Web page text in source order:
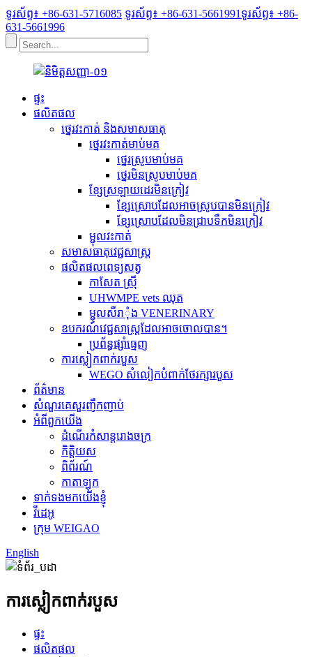
ទូរស័ព្ទ៖ +86-631-5716085 ទូរស័ព្ទ៖ +86-631-5661991 ទូរស័ព្ទ៖ +86-
631-5661996
ផ្ទះ
ផលិតផល
ថ្នេរវះកាត់ និងសមាសធាតុ
ថ្នេរវះកាត់មាប់មគ
ថ្នេរស្រូបមាប់មគ
ថ្នេរមិនស្រូបមាប់មគ
ខ្សែស្រឡាយដេរមិនក្រៀវ
ខ្សែស្រោបដែលអាចស្រូបបានមិនក្រៀវ
ខ្សែស្រោបដែលមិនជ្រាបទឹកមិនក្រៀវ
ម្ជុលវះកាត់
សមាសធាតុវេជ្ជសាស្រ្ត
ផលិតផលពេទ្យសត្វ
កាសែត ស៊្រី
UHWMPE vets ឈុត
ម្ជុលសឺរាុំង VENERINARY
ឧបករណ៍វេជ្ជសាស្ត្រដែលអាចចោលបាន។
ប្រព័ន្ធផ្សាំធ្មេញ
ការស្លៀកពាក់របួស
WEGO សំលៀកបំពាក់ថែរក្សារបួស
ព័ត៌មាន
សំណួរគេសួរញឹកញាប់
អំពីពួកយើង
ដំណើរកំសាន្តរោងចក្រ
កិត្តិយស
ពិព័រណ៍
កាតាឡុក
ទាក់ទងមកយើងខ្ញុំ
វីដេអូ
ក្រុម WEIGAO
English
ការស្លៀកពាក់របួស
ផ្ទះ
ផលិតផល